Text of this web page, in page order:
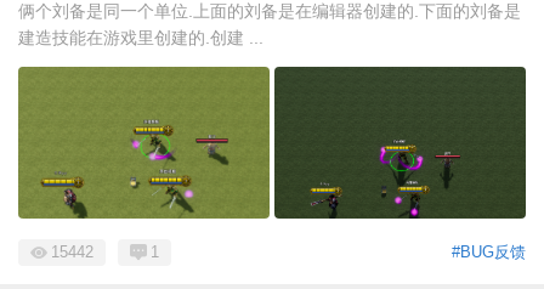
俩个刘备是同一个单位.上面的刘备是在编辑器创建的.下面的刘备是
建造技能在游戏里创建的.创建 ...
#BUG反馈
15442 1